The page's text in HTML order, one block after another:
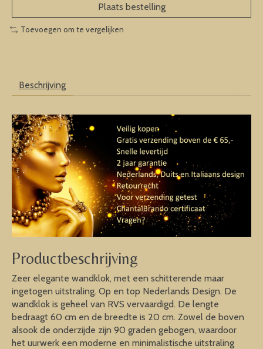
Plaats bestelling
Toevoegen om te vergelijken
Beschrijving
Productbeschrijving
Zeer elegante wandklok, met een schitterende maar
ingetogen uitstraling. Op en top Nederlands Design. De
wandklok is geheel van RVS vervaardigd. De lengte
bedraagt 60 cm en de breedte is 20 cm. Zowel de boven
alsook de onderzijde zijn 90 graden gebogen, waardoor
het uurwerk een moderne en minimalistische uitstraling